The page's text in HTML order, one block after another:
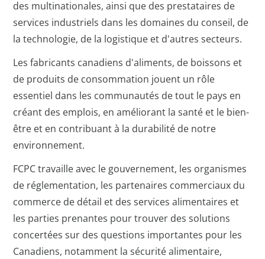
des multinationales, ainsi que des prestataires de
services industriels dans les domaines du conseil, de
la technologie, de la logistique et d'autres secteurs.
Les fabricants canadiens d'aliments, de boissons et
de produits de consommation jouent un rôle
essentiel dans les communautés de tout le pays en
créant des emplois, en améliorant la santé et le bien-
être et en contribuant à la durabilité de notre
environnement.
FCPC travaille avec le gouvernement, les organismes
de réglementation, les partenaires commerciaux du
commerce de détail et des services alimentaires et
les parties prenantes pour trouver des solutions
concertées sur des questions importantes pour les
Canadiens, notamment la sécurité alimentaire,